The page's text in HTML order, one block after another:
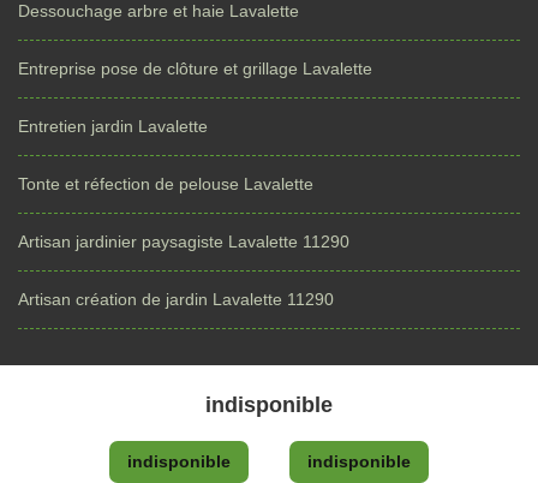
Dessouchage arbre et haie Lavalette
Entreprise pose de clôture et grillage Lavalette
Entretien jardin Lavalette
Tonte et réfection de pelouse Lavalette
Artisan jardinier paysagiste Lavalette 11290
Artisan création de jardin Lavalette 11290
indisponible
indisponible indisponible